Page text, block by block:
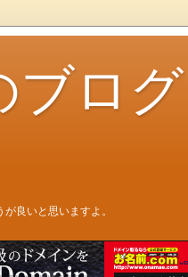
ブログ
良いと思いますよ。